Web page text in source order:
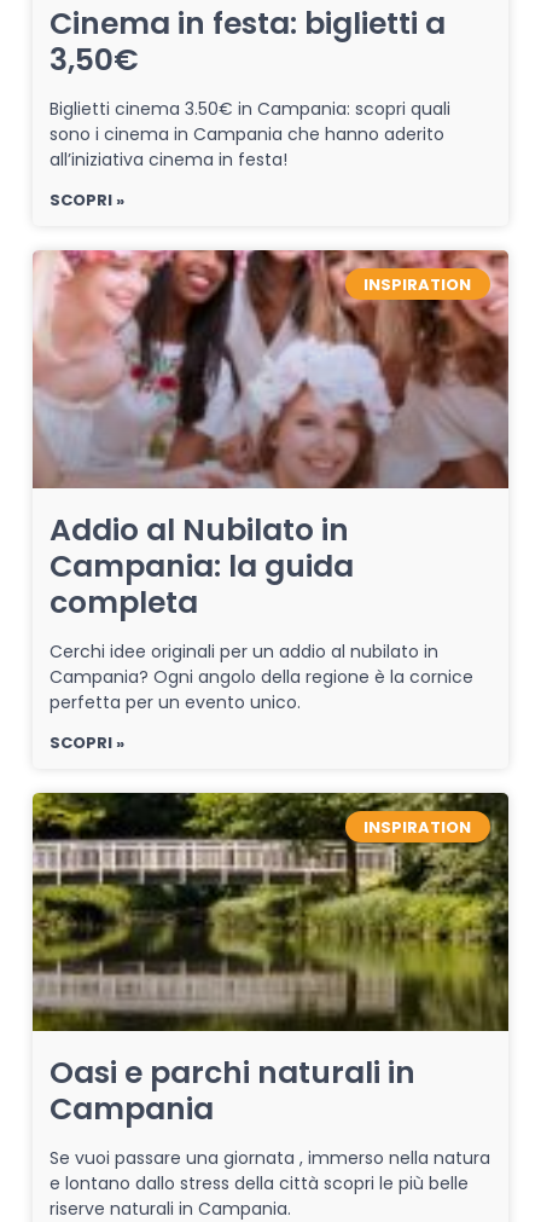
Cinema in festa: biglietti a
3,50€
Biglietti cinema 3.50€ in Campania: scopri quali
sono i cinema in Campania che hanno aderito
all’iniziativa cinema in festa!
SCOPRI »
INSPIRATION
Addio al Nubilato in
Campania: la guida
completa
Cerchi idee originali per un addio al nubilato in
Campania? Ogni angolo della regione è la cornice
perfetta per un evento unico.
SCOPRI »
INSPIRATION
Oasi e parchi naturali in
Campania
Se vuoi passare una giornata , immerso nella natura
e lontano dallo stress della città scopri le più belle
riserve naturali in Campania.